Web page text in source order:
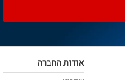
אודות החברה